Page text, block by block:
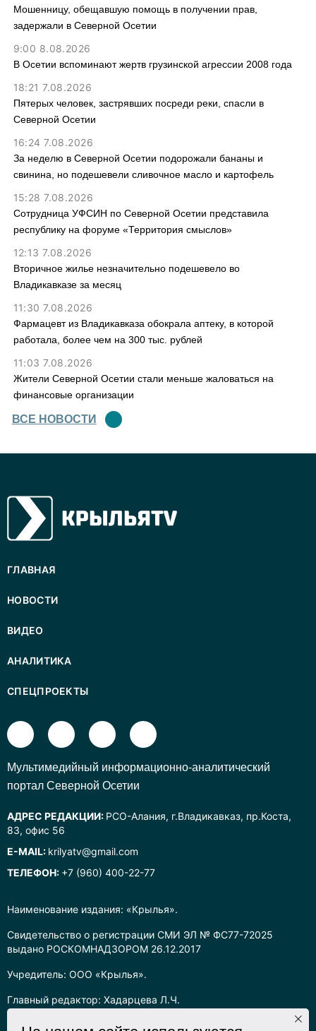
Мошенницу, обещавшую помощь в получении прав,
задержали в Северной Осетии
9:00 8.08.2026
В Осетии вспоминают жертв грузинской агрессии 2008 года
18:21 7.08.2026
Пятерых человек, застрявших посреди реки, спасли в
Северной Осетии
16:24 7.08.2026
За неделю в Северной Осетии подорожали бананы и
свинина, но подешевели сливочное масло и картофель
15:28 7.08.2026
Сотрудница УФСИН по Северной Осетии представила
республику на форуме «Территория смыслов»
12:13 7.08.2026
Вторичное жилье незначительно подешевело во
Владикавказе за месяц
11:30 7.08.2026
Фармацевт из Владикавказа обокрала аптеку, в которой
работала, более чем на 300 тыс. рублей
11:03 7.08.2026
Жители Северной Осетии стали меньше жаловаться на
финансовые организации
ВСЕ НОВОСТИ
Наименование издания: «Крылья».
Свидетельство о регистрации СМИ ЭЛ № ФС77-72025
выдано РОСКОМНАДЗОРОМ 26.12.2017
Учредитель: ООО «Крылья».
Главный редактор: Хадарцева Л.Ч.
Информация на сайте предназначена для лиц старше 16 лет.
ГЛАВНАЯ
НОВОСТИ
ВИДЕО
АНАЛИТИКА
СПЕЦПРОЕКТЫ
Mультимедийный информационно-аналитический
портал Северной Осетии
АДРЕС РЕДАКЦИИ: РСО-Алания, г.Владикавказ, пр.Коста,
83, офис 56
E-MAIL: krilyatv@gmail.com
ТЕЛЕФОН: +7 (960) 400-22-77